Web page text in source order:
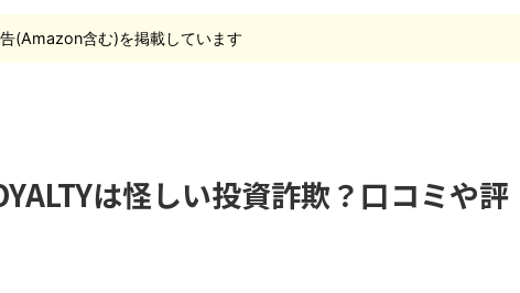
(Amazon含む)を掲載しています
は怪しい投資詐欺？口コミや評